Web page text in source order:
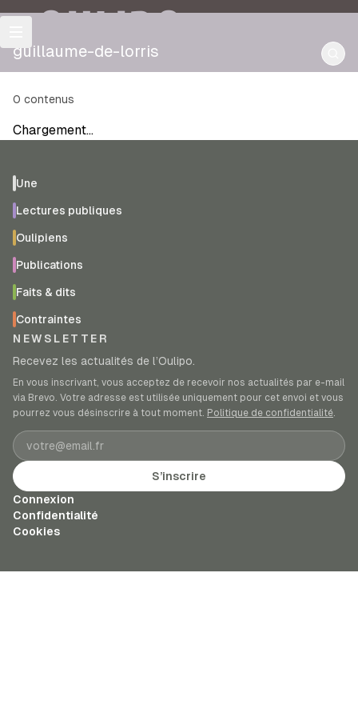
OULIPO
guillaume-de-lorris
0 contenus
Chargement…
Une
Lectures publiques
Oulipiens
Publications
Faits & dits
Contraintes
NEWSLETTER
Recevez les actualités de l’Oulipo.
En vous inscrivant, vous acceptez de recevoir nos actualités par e-mail
via Brevo. Votre adresse est utilisée uniquement pour cet envoi et vous
pourrez vous désinscrire à tout moment. Politique de confidentialité.
Adresse e-mail
S’inscrire
Connexion
Confidentialité
Cookies